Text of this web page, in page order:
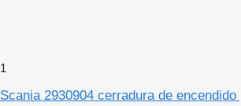
1
Scania 2930904 cerradura de